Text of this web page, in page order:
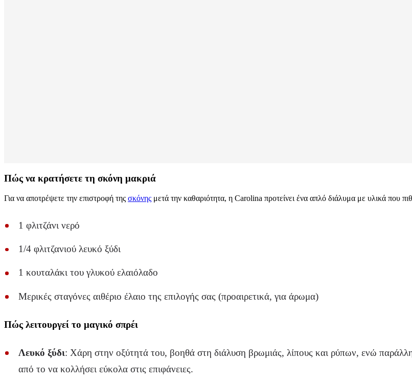
Πώς να κρατήσετε τη σκόνη μακριά
Για να αποτρέψετε την επιστροφή της σκόνης μετά την καθαριότητα, η Carolina προτείνει ένα απλό διάλυμα με υλικά που
1 φλιτζάνι νερό
1/4 φλιτζανιού λευκό ξύδι
1 κουταλάκι του γλυκού ελαιόλαδο
Μερικές σταγόνες αιθέριο έλαιο της επιλογής σας (προαιρετικά, για άρωμα)
Πώς λειτουργεί το μαγικό σπρέι
Λευκό ξύδι: Χάρη στην οξύτητά του, βοηθά στη διάλυση βρωμιάς, λίπους και ρύπων, ενώ
από το να κολλήσει εύκολα στις επιφάνειες.